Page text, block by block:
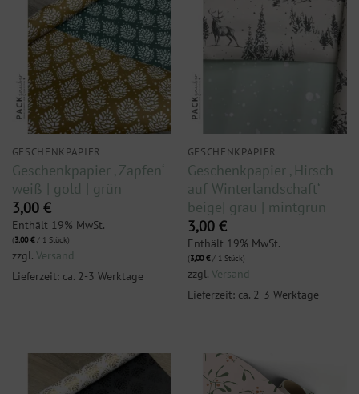
GESCHENKPAPIER
Geschenkpapier ‚ Zapfen‘
weiß | gold | grün
3,00 €
Enthält 19% MwSt.
(3,00€/ 1 Stück)
zzgl. Versand
Lieferzeit: ca. 2-3 Werktage
GESCHENKPAPIER
Geschenkpapier ‚ Hirsch
auf Winterlandschaft‘
beige| grau | mintgrün
3,00 €
Enthält 19% MwSt.
(3,00€/ 1 Stück)
zzgl. Versand
Lieferzeit: ca. 2-3 Werktage